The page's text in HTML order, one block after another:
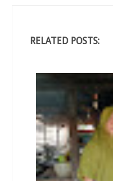
RELATED POSTS: